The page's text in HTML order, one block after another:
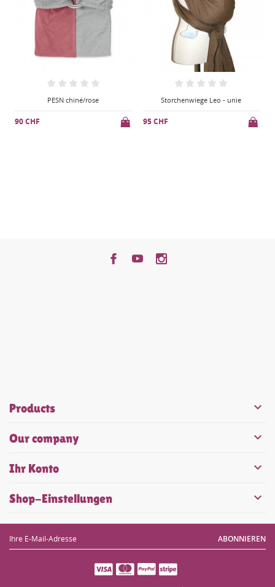
Storchenwiege Leo - unie
95 CHF
Little Frog Jacquard Stormy Cube
90 CHF
Products 
Our company 
Ihr Konto 
Shop-Einstellungen 
ABONNIEREN